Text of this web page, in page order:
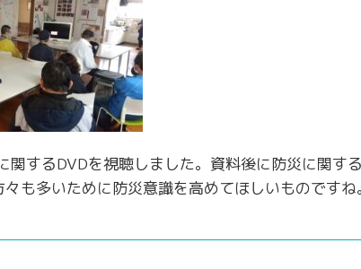
関するDVDを視聴しました。資料後に防災に関す
も多いために防災意識を高めてほしいものですね。